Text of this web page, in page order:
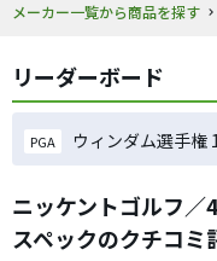
メーカー一覧から商品を探す
リーダーボード
PGA ウィンダム選手権
ニッケントゴルフ
スペックのクチコミ